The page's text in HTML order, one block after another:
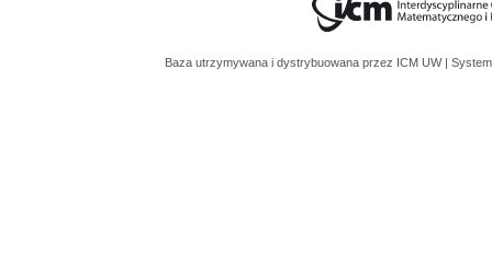
Baza utrzymywana i dystrybuowana przez ICM UW |